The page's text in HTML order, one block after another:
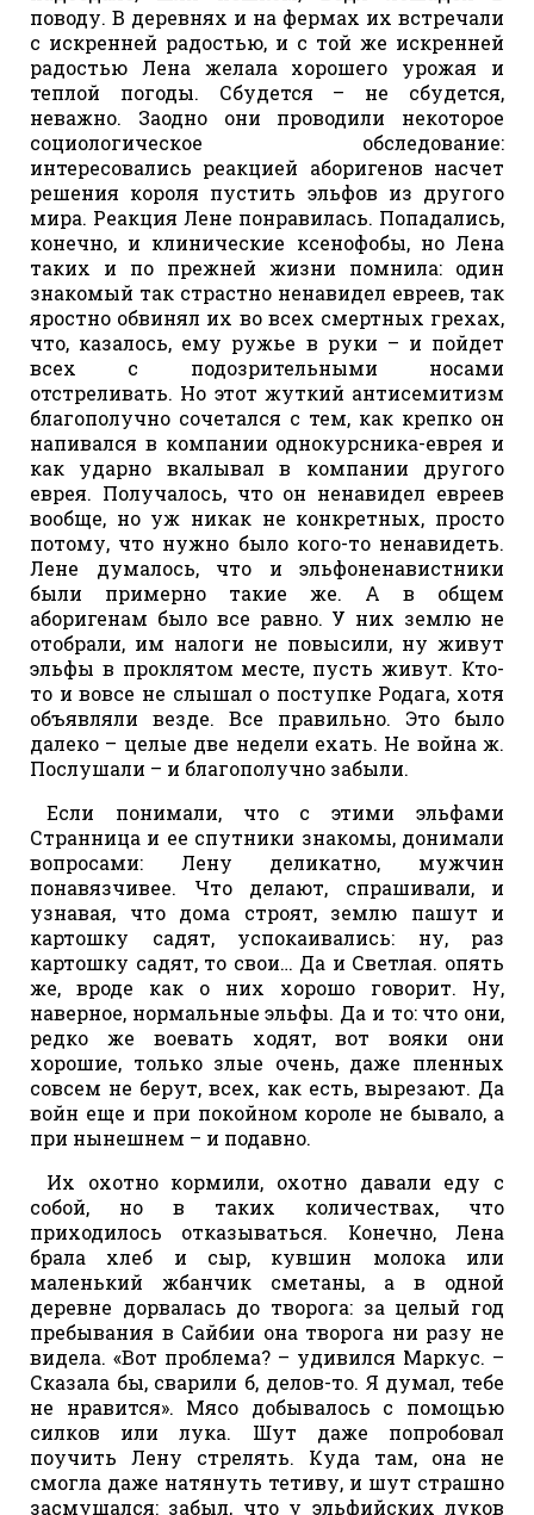
поводу. В деревнях и на фермах их встречали
с искренней радостью, и с той же искренней
радостью Лена желала хорошего урожая и
теплой погоды. Сбудется – не сбудется,
неважно. Заодно они проводили некоторое
социологическое обследование:
интересовались реакцией аборигенов насчет
решения короля пустить эльфов из другого
мира. Реакция Лене понравилась. Попадались,
конечно, и клинические ксенофобы, но Лена
таких и по прежней жизни помнила: один
знакомый так страстно ненавидел евреев, так
яростно обвинял их во всех смертных грехах,
что, казалось, ему ружье в руки – и пойдет
всех с подозрительными носами
отстреливать. Но этот жуткий антисемитизм
благополучно сочетался с тем, как крепко он
напивался в компании однокурсника-еврея и
как ударно вкалывал в компании другого
еврея. Получалось, что он ненавидел евреев
вообще, но уж никак не конкретных, просто
потому, что нужно было кого-то ненавидеть.
Лене думалось, что и эльфоненавистники
были примерно такие же. А в общем
аборигенам было все равно. У них землю не
отобрали, им налоги не повысили, ну живут
эльфы в проклятом месте, пусть живут. Кто-
то и вовсе не слышал о поступке Родага, хотя
объявляли везде. Все правильно. Это было
далеко – целые две недели ехать. Не война ж.
Послушали – и благополучно забыли.
Если понимали, что с этими эльфами
Странница и ее спутники знакомы, донимали
вопросами: Лену деликатно, мужчин
понавязчивее. Что делают, спрашивали, и
узнавая, что дома строят, землю пашут и
картошку садят, успокаивались: ну, раз
картошку садят, то свои… Да и Светлая. опять
же, вроде как о них хорошо говорит. Ну,
наверное, нормальные эльфы. Да и то: что они,
редко же воевать ходят, вот вояки они
хорошие, только злые очень, даже пленных
совсем не берут, всех, как есть, вырезают. Да
войн еще и при покойном короле не бывало, а
при нынешнем – и подавно.
Их охотно кормили, охотно давали еду с
собой, но в таких количествах, что
приходилось отказываться. Конечно, Лена
брала хлеб и сыр, кувшин молока или
маленький жбанчик сметаны, а в одной
деревне дорвалась до творога: за целый год
пребывания в Сайбии она творога ни разу не
видела. «Вот проблема? – удивился Маркус. –
Сказала бы, сварили б, делов-то. Я думал, тебе
не нравится». Мясо добывалось с помощью
силков или лука. Шут даже попробовал
поучить Лену стрелять. Куда там, она не
смогла даже натянуть тетиву, и шут страшно
засмущался: забыл, что у эльфийских луков